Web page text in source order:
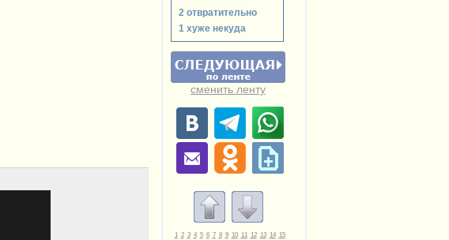
2 отвратительно
1 хуже некуда
сменить ленту
1 2 3 4 5 6 7 8 9 10 11 12 13 14 15